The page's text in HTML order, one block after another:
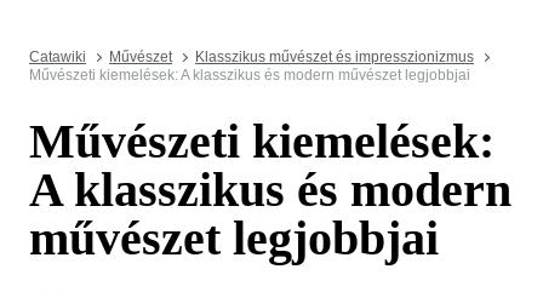
Catawiki Művészet
Klasszikus művészet és impresszionizmus
Művészeti kiemelések: A klasszikus és modern művészet legjobbjai
Művészeti kiemelések:
A klasszikus és modern
művészet legjobbjai